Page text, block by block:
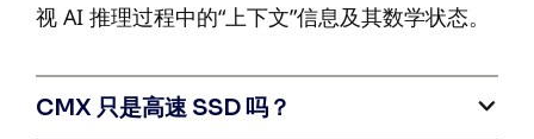
视 AI 推理过程中的“上下文”信息及其数学状态。
CMX 只是高速 SSD 吗？